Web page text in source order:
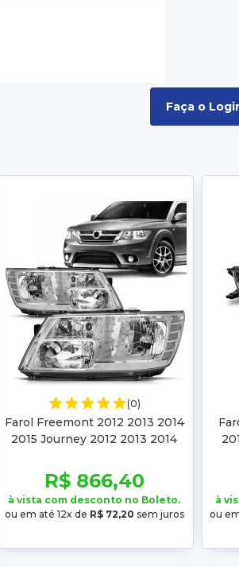
Faça o
(0)
Farol Freemont 2012 2013 2014
2015 Journey 2012 2013 2014
R$ 866,40
à vista com desconto no Boleto.
ou em até 12x de R$ 72,20 sem juros
à
ou